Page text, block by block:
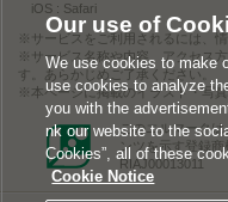
iOS : Safari
サービスをご利用されるには、
サービス名称や内容、アクセス
す。あらかじめご了承ください。
本ページに掲載のイラスト・写
このエルマーク
ンツを示す登録商
RIAJ00013011
Our use of
We use cookies to make
use cookies to analyze
you with the
nk our website to the
Cookies”, all of these
Cookie Notice